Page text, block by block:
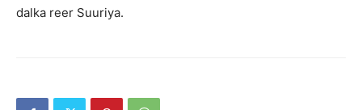
dalka reer Suuriya.